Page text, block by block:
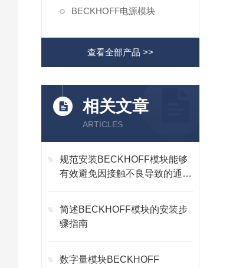
BECKHOFF电源模块
查看全部产品 >>
相关文章
ARTICLES
规范安装BECKHOFF模块能够
有效避免因接触不良导致的通讯
简述BECKHOFF模块的安装步
骤指南
数字量模块BECKHOFF